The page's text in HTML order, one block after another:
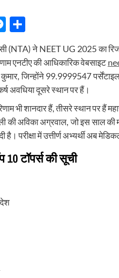
Messenger
ने NEET UG 2025 का
एनटीए की आधिकारिक वेबसाइट
जिन्होंने 99.9999547
अवधिया दूसरे स्थान पर हैं।
भी शानदार हैं, तीसरे स्थान पर हैं
की अविका अग्रवाल, जो इस साल
परीक्षा में उत्तीर्ण अभ्यर्थी अब
10 टॉपर्स की सूची